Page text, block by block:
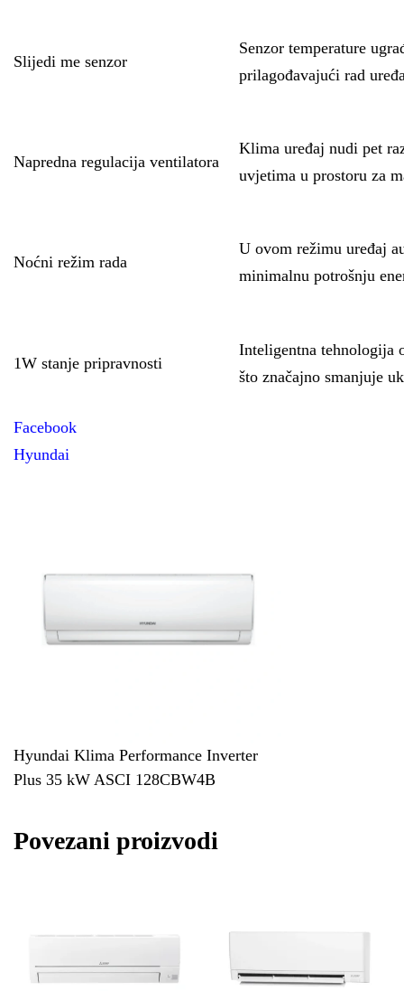
Slijedi me senzor
Senzor temperature
prilagođavajući rad
Napredna regulacija ventilatora
Klima uređaj nudi pet
uvjetima u prostoru za
Noćni režim rada
U ovom režimu uređaj
minimalnu potrošnju
1W stanje pripravnosti
Inteligentna tehnologija
što značajno smanjuje
Facebook
Hyundai
Hyundai Klima Performance Inverter
Plus 35 kW ASCI 128CBW4B
Povezani proizvodi